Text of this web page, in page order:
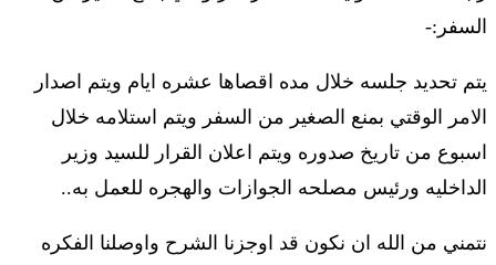
السفر:-
يتم تحديد جلسه خلال مده اقصاها عشره ايام ويتم اصدار
الامر الوقتي بمنع الصغير من السفر ويتم استلامه خلال
اسبوع من تاريخ صدوره ويتم اعلان القرار للسيد وزير
الداخليه ورئيس مصلحه الجوازات والهجره للعمل به..
نتمني من الله ان نكون قد اوجزنا الشرح واوصلنا الفكره